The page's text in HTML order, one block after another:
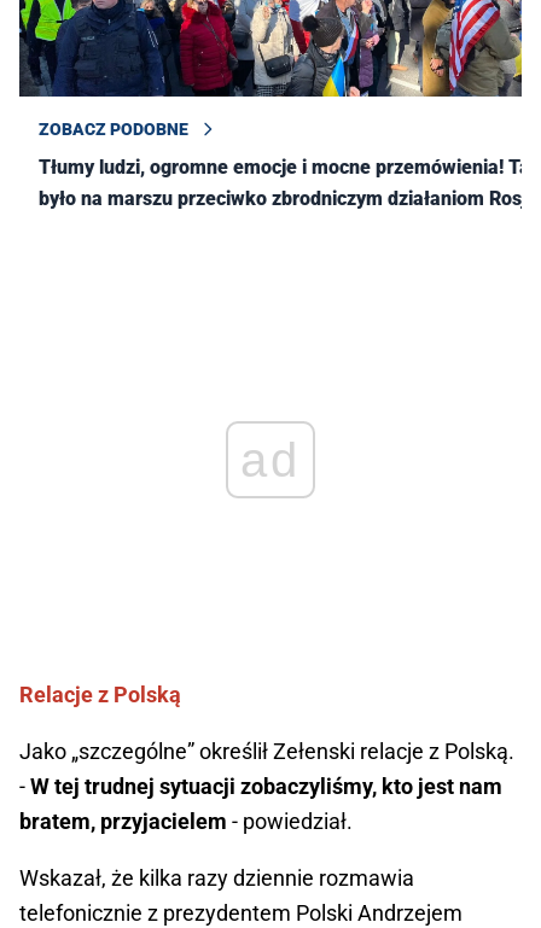
ZOBACZ PODOBNE
Tłumy ludzi, ogromne emocje i mocne przemówienia! Tak
było na marszu przeciwko zbrodniczym działaniom Rosji
ad
Relacje z Polską
Jako „szczególne” określił Zełenski relacje z Polską.
-W tej trudnej sytuacji zobaczyliśmy, kto jest nam
bratem, przyjacielem - powiedział.
Wskazał, że kilka razy dziennie rozmawia
telefonicznie z prezydentem Polski Andrzejem